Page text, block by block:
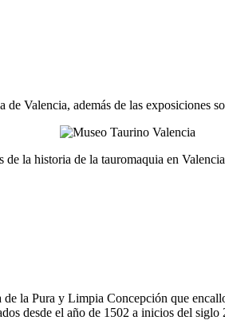
Valencia, además de las exposiciones
la historia de la tauromaquia en
la Pura y Limpia Concepción que
desde el año de 1502 a inicios del